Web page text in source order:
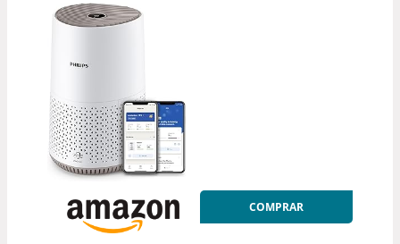
COMPRAR